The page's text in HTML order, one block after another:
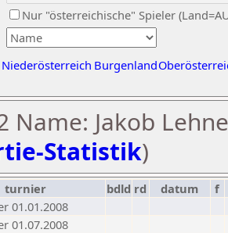
Nur "österreichische" Spieler
Niederösterreich Burgenland
Name: Jakob
Statistik)
turnier bdld rd datum
f
01.01.2008
01.07.2008